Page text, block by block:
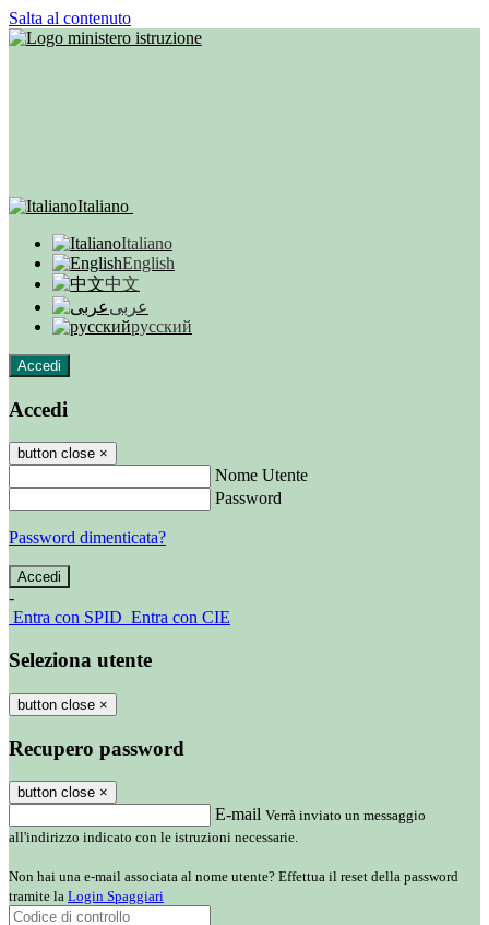
Salta al contenuto
Italiano
Italiano
English
中文
عربى
русский
Accedi
Accedi
button close ×
Nome Utente
Password
Password dimenticata?
-
Entra con SPID Entra con CIE
Seleziona utente
button close ×
Recupero password
button close ×
E-mail Verrà inviato un messaggio
all'indirizzo indicato con le istruzioni necessarie.
Non hai una e-mail associata al nome utente? Effettua il reset della password
tramite la Login Spaggiari